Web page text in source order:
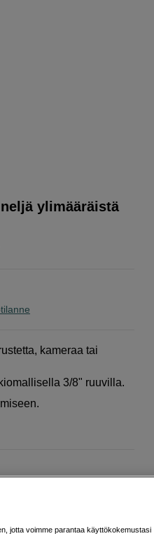
ylimääräistä
kameraa tai
3/8" ruuvilla.
jotta voimme parantaa käyttökokemustasi